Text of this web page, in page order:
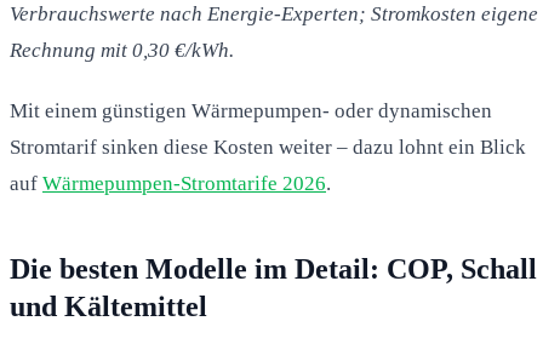
Verbrauchswerte nach Energie-Experten; Stromkosten eigene
Rechnung mit 0,30 €/kWh.
Mit einem günstigen Wärmepumpen- oder dynamischen
Stromtarif sinken diese Kosten weiter – dazu lohnt ein Blick
auf Wärmepumpen-Stromtarife 2026.
Die besten Modelle im Detail: COP, Schall
und Kältemittel